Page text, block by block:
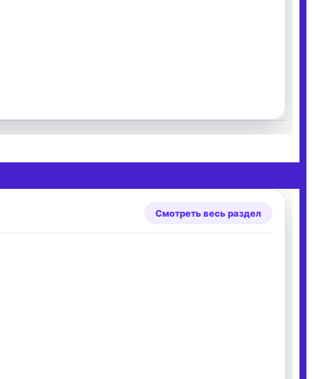
Смотреть весь раздел